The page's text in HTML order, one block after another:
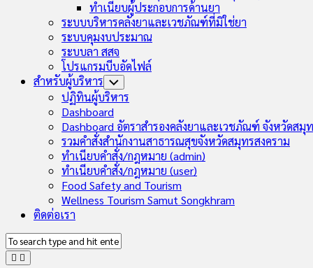
ทำเนียบผู้ประกอบการด้านยา
ระบบบริหารคลังยาและเวชภัณฑ์ที่มิใช่ยา
ระบบคุมงบประมาณ
ระบบลา สสจ
โปรแกรมบีบอัดไฟล์
สำหรับผู้บริหาร Toggle
Child
Menu
ปฏิทินผู้บริหาร
Dashboard
Dashboard อัตราสำรองคลังยาและเวชภัณฑ์ จังหวัดสมุ
รวมคำสั่งสำนักงานสาธารณสุขจังหวัดสมุทรสงคราม
ทำเนียบคำสั่ง/กฎหมาย (admin)
ทำเนียบคำสั่ง/กฎหมาย (user)
Food Safety and Tourism
Wellness Tourism Samut Songkhram
ติดต่อเรา